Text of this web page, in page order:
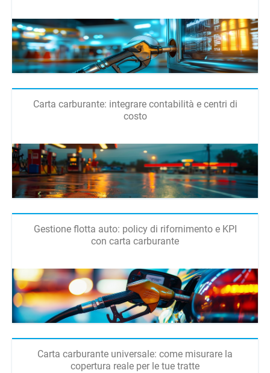
Carta carburante: integrare contabilità e centri di
costo
Gestione flotta auto: policy di rifornimento e KPI
con carta carburante
Carta carburante universale: come misurare la
copertura reale per le tue tratte